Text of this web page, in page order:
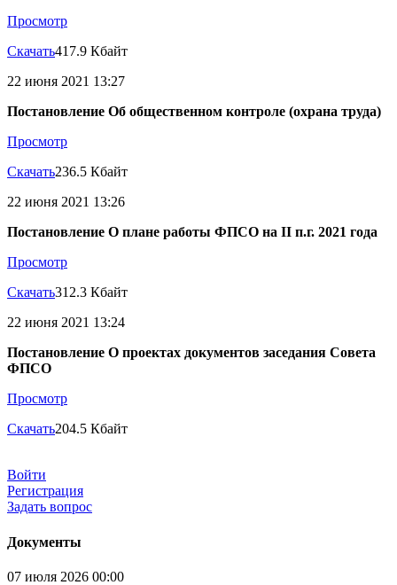
Просмотр
Скачать417.9 Кбайт
22 июня 2021 13:27
Постановление Об общественном контроле (охрана труда)
Просмотр
Скачать236.5 Кбайт
22 июня 2021 13:26
Постановление О плане работы ФПСО на II п.г. 2021 года
Просмотр
Скачать312.3 Кбайт
22 июня 2021 13:24
Постановление О проектах документов заседания Совета
ФПСО
Просмотр
Скачать204.5 Кбайт
Войти
Регистрация
Задать вопрос
Документы
07 июля 2026 00:00